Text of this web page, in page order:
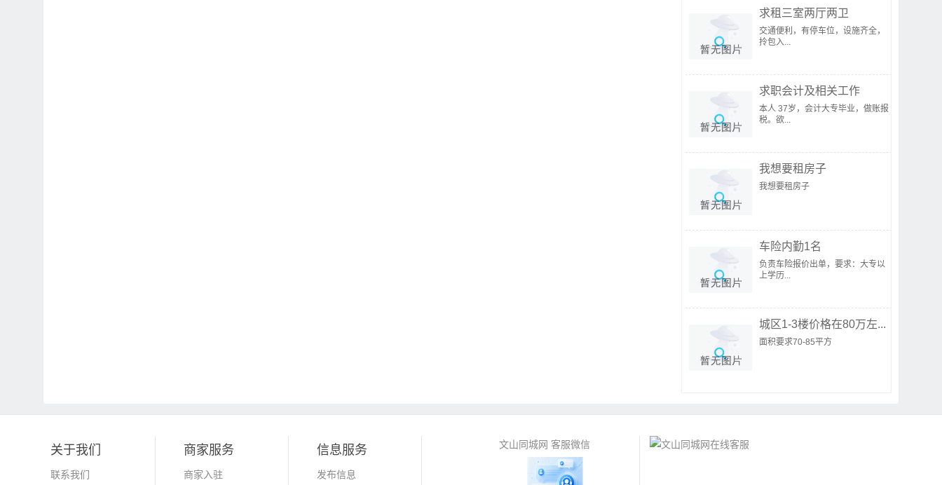
求租三室两厅两卫
交通便利，有停车位，设施齐全，
拎包入...
求职会计及相关工作
本人 37岁，会计大专毕业，做账报
税。欲...
我想要租房子
我想要租房子
车险内勤1名
负责车险报价出单，要求：大专以
上学历...
城区1-3楼价格在80万左...
面积要求70-85平方
关于我们
联系我们
商家服务
商家入驻
信息服务
发布信息
文山同城网 客服微信